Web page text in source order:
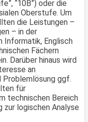
“10B”) oder die
Oberstufe. Um
die Leistungen –
– in der
Informatik, Englisch
Fächern
Darüber hinaus wird
an
Problemlösung ggf.
für
technischen Bereich
zur logischen Analyse